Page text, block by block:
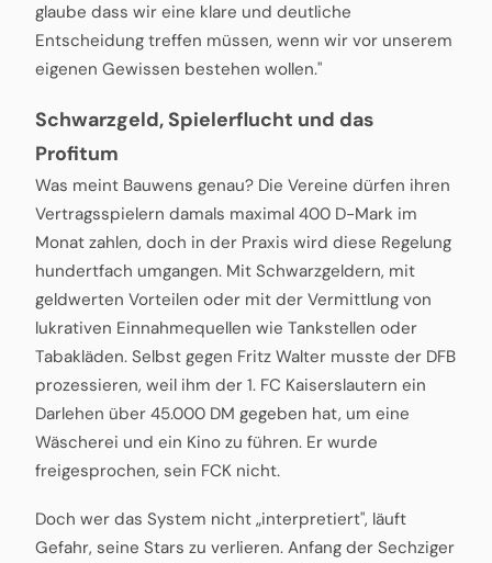
glaube dass wir eine klare und deutliche
Entscheidung treffen müssen, wenn wir vor unserem
eigenen Gewissen bestehen wollen."
Schwarzgeld, Spielerflucht und das
Profitum
Was meint Bauwens genau? Die Vereine dürfen ihren
Vertragsspielern damals maximal 400 D-Mark im
Monat zahlen, doch in der Praxis wird diese Regelung
hundertfach umgangen. Mit Schwarzgeldern, mit
geldwerten Vorteilen oder mit der Vermittlung von
lukrativen Einnahmequellen wie Tankstellen oder
Tabakläden. Selbst gegen Fritz Walter musste der DFB
prozessieren, weil ihm der 1. FC Kaiserslautern ein
Darlehen über 45.000 DM gegeben hat, um eine
Wäscherei und ein Kino zu führen. Er wurde
freigesprochen, sein FCK nicht.
Doch wer das System nicht „interpretiert", läuft
Gefahr, seine Stars zu verlieren. Anfang der Sechziger